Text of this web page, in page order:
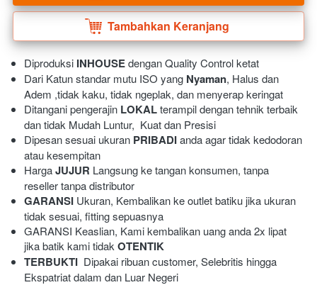
` Tambahkan Keranjang
Diproduksi INHOUSE dengan Quality Control ketat
Dari Katun standar mutu ISO yang Nyaman, Halus dan
Adem ,tidak kaku, tidak ngeplak, dan menyerap keringat
Ditangani pengerajin LOKAL terampil dengan tehnik terbaik
dan tidak Mudah Luntur,  Kuat dan Presisi
Dipesan sesuai ukuran PRIBADI anda agar tidak kedodoran
atau kesempitan
Harga JUJUR Langsung ke tangan konsumen, tanpa
reseller tanpa distributor
GARANSI Ukuran, Kembalikan ke outlet batiku jika ukuran
tidak sesuai, fitting sepuasnya
GARANSI Keaslian, Kami kembalikan uang anda 2x lipat
jika batik kami tidak OTENTIK
TERBUKTI
  Dipakai ribuan customer, Selebritis hingga
Ekspatriat dalam dan Luar Negeri